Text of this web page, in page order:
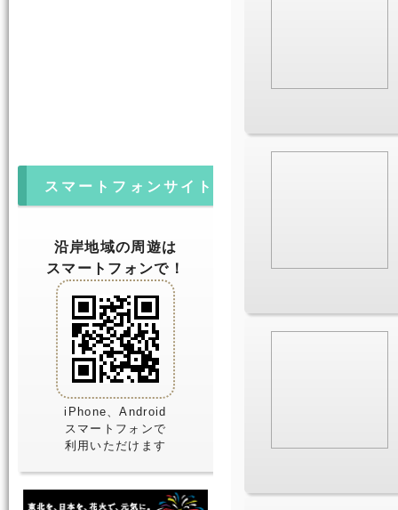
スマートフォンサイト
沿岸地域の周遊は
スマートフォンで！
iPhone、Android
スマートフォンで
利用いただけます